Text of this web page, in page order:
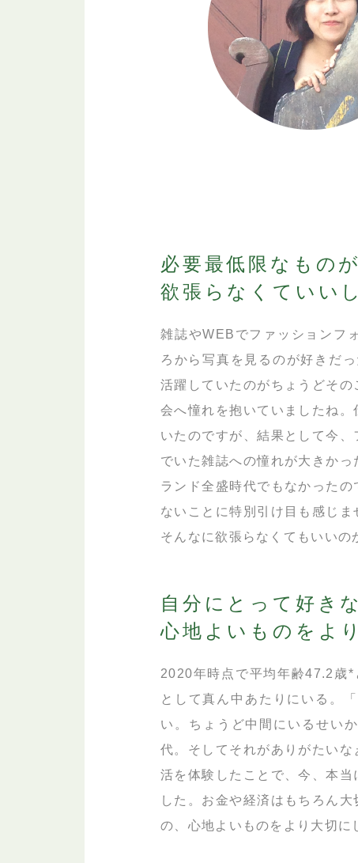
必要最低限なもの
欲張らなくていい
雑誌やWEBでファッションフ
ろから写真を見るのが好きだ
活躍していたのがちょうどそ
会へ憧れを抱いていましたね
いたのですが、結果として今
でいた雑誌への憧れが大きか
ランド全盛時代でもなかった
ないことに特別引け目も感じ
そんなに欲張らなくてもいいの
自分にとって好き
心地よいものをよ
2020年時点で平均年齢47.2歳
として真ん中あたりにいる。
い。ちょうど中間にいるせい
代。そしてそれがありがたい
活を体験したことで、今、本
した。お金や経済はもちろん
の、心地よいものをより大切に